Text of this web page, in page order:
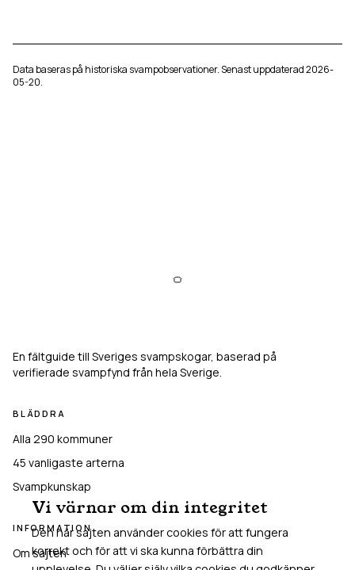
Data baseras på historiska svampobservationer. Senast uppdaterad2026-
05-20.
En fältguide till Sveriges svampskogar, baserad på
verifierade svampfynd från hela Sverige.
BLÄDDRA
Alla 290 kommuner
45 vanligaste arterna
Svampkunskap
INFORMATION
Om sajten
Vi värnar om din integritet
Den här sajten använder cookies för att fungera
korrekt och för att vi ska kunna förbättra din